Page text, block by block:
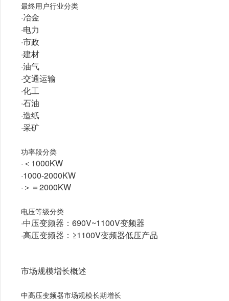
最终用户行业分类
·冶金
·电力
·市政
·建材
·油气
·交通运输
·化工
·石油
·造纸
·采矿
功率段分类
·＜1000KW
·1000-2000KW
·＞＝2000KW
电压等级分类
·中压变频器：690V~1100V变频器
·高压变频器：≥1100V变频器低压产品
市场规模增长概述
中高压变频器市场规模长期增长